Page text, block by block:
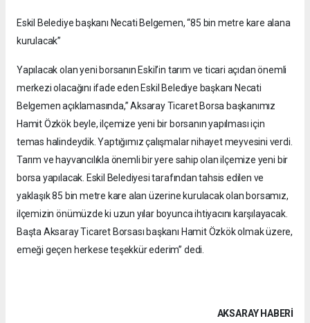
Eskil Belediye başkanı Necati Belgemen, “85 bin metre kare alana
kurulacak”
Yapılacak olan yeni borsanın Eskil’in tarım ve ticari açıdan önemli
merkezi olacağını ifade eden Eskil Belediye başkanı Necati
Belgemen açıklamasında,” Aksaray Ticaret Borsa başkanımız
Hamit Özkök beyle, ilçemize yeni bir borsanın yapılması için
temas halindeydik. Yaptığımız çalışmalar nihayet meyvesini verdi.
Tarım ve hayvancılıkla önemli bir yere sahip olan ilçemize yeni bir
borsa yapılacak. Eskil Belediyesi tarafından tahsis edilen ve
yaklaşık 85 bin metre kare alan üzerine kurulacak olan borsamız,
ilçemizin önümüzde ki uzun yılar boyunca ihtiyacını karşılayacak.
Başta Aksaray Ticaret Borsası başkanı Hamit Özkök olmak üzere,
emeği geçen herkese teşekkür ederim” dedi.
AKSARAY HABERİ